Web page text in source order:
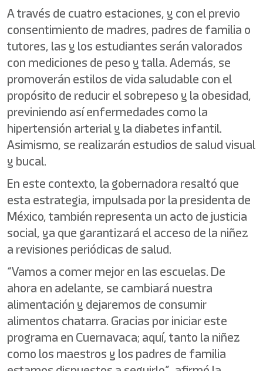
A través de cuatro estaciones, y con el previo
consentimiento de madres, padres de familia o
tutores, las y los estudiantes serán valorados
con mediciones de peso y talla. Además, se
promoverán estilos de vida saludable con el
propósito de reducir el sobrepeso y la obesidad,
previniendo así enfermedades como la
hipertensión arterial y la diabetes infantil.
Asimismo, se realizarán estudios de salud visual
y bucal.
En este contexto, la gobernadora resaltó que
esta estrategia, impulsada por la presidenta de
México, también representa un acto de justicia
social, ya que garantizará el acceso de la niñez
a revisiones periódicas de salud.
“Vamos a comer mejor en las escuelas. De
ahora en adelante, se cambiará nuestra
alimentación y dejaremos de consumir
alimentos chatarra. Gracias por iniciar este
programa en Cuernavaca; aquí, tanto la niñez
como los maestros y los padres de familia